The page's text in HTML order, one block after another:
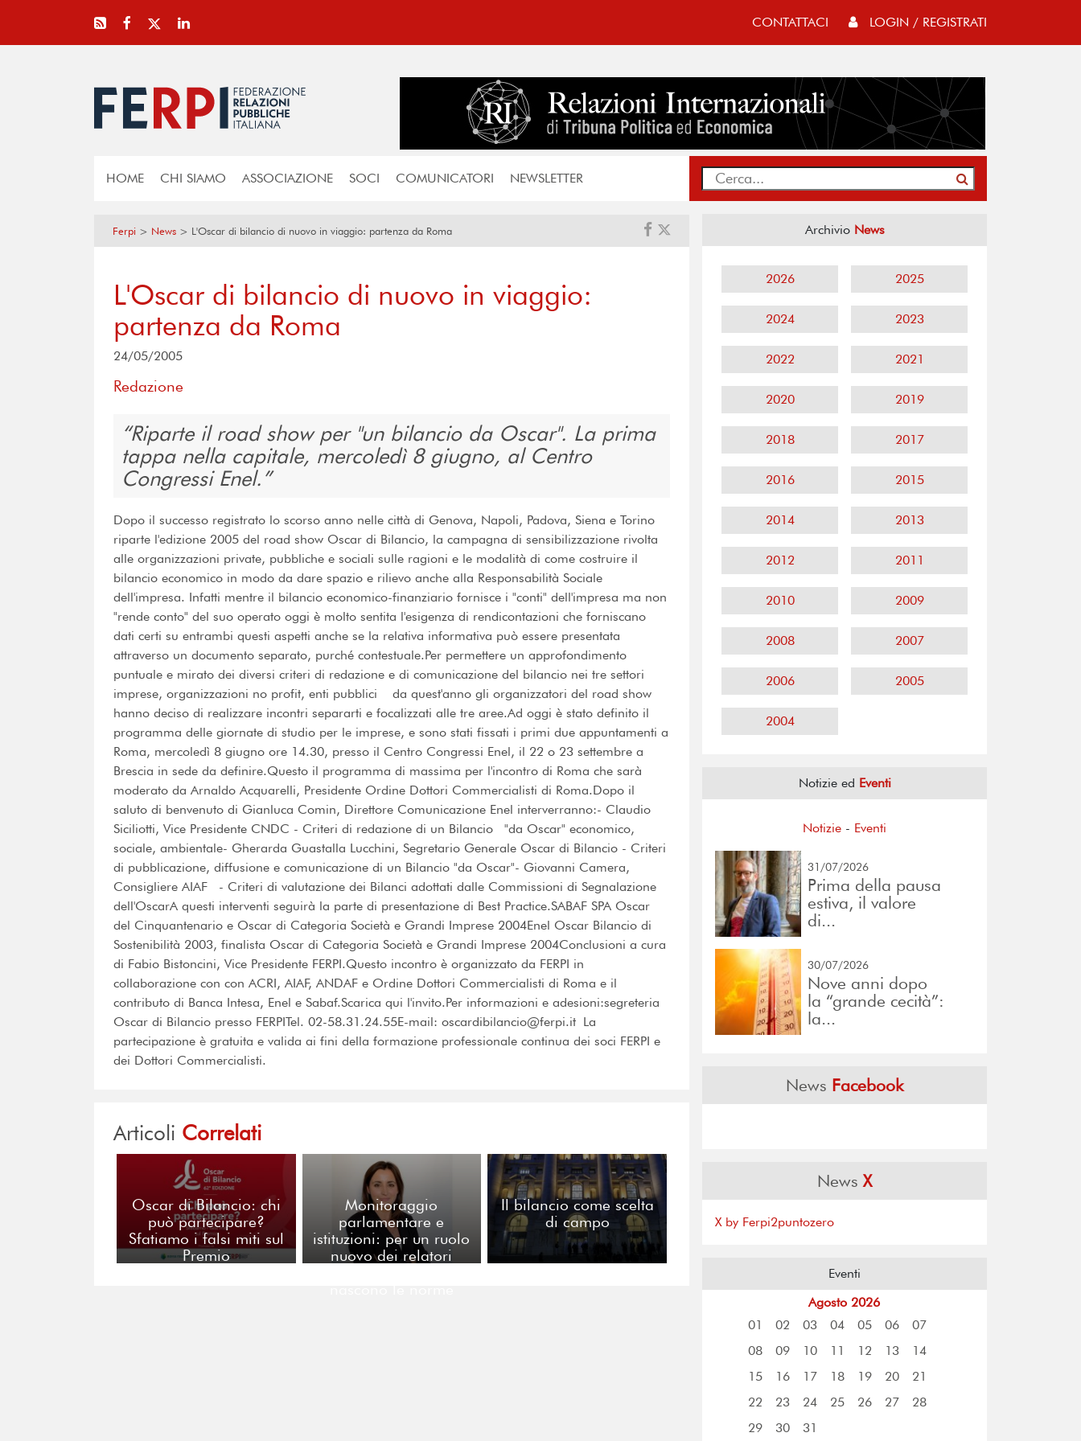
CONTATTACI LOGIN / REGISTRATI
HOME CHI SIAMO ASSOCIAZIONE SOCI COMUNICATORI NEWSLETTER
Ferpi > News > L'Oscar di bilancio di nuovo in viaggio: partenza da Roma
L'Oscar di bilancio di nuovo in viaggio:
partenza da Roma
24/05/2005
Redazione
Riparte il road show per "un bilancio da Oscar". La prima
tappa nella capitale, mercoledì 8 giugno, al Centro
Congressi Enel.
Dopo il successo registrato lo scorso anno nelle città di Genova, Napoli, Padova, Siena e Torino
riparte l'edizione 2005 del road show Oscar di Bilancio, la campagna di sensibilizzazione rivolta
alle organizzazioni private, pubbliche e sociali sulle ragioni e le modalità di come costruire il
bilancio economico in modo da dare spazio e rilievo anche alla Responsabilità Sociale
dell'impresa. Infatti mentre il bilancio economico-finanziario fornisce i "conti" dell'impresa ma non
"rende conto" del suo operato oggi è molto sentita l'esigenza di rendicontazioni che forniscano
dati certi su entrambi questi aspetti anche se la relativa informativa può essere presentata
attraverso un documento separato, purché contestuale.Per permettere un approfondimento
puntuale e mirato dei diversi criteri di redazione e di comunicazione del bilancio nei tre settori
imprese, organizzazioni no profit, enti pubblici da quest'anno gli organizzatori del road show
hanno deciso di realizzare incontri separarti e focalizzati alle tre aree.Ad oggi è stato definito il
programma delle giornate di studio per le imprese, e sono stati fissati i primi due appuntamenti a
Roma, mercoledì 8 giugno ore 14.30, presso il Centro Congressi Enel, il 22 o 23 settembre a
Brescia in sede da definire.Questo il programma di massima per l'incontro di Roma che sarà
moderato da Arnaldo Acquarelli, Presidente Ordine Dottori Commercialisti di Roma.Dopo il
saluto di benvenuto di Gianluca Comin, Direttore Comunicazione Enel interverranno:- Claudio
Siciliotti, Vice Presidente CNDC - Criteri di redazione di un Bilancio "da Oscar" economico,
sociale, ambientale- Gherarda Guastalla Lucchini, Segretario Generale Oscar di Bilancio - Criteri
di pubblicazione, diffusione e comunicazione di un Bilancio "da Oscar"- Giovanni Camera,
Consigliere AIAF - Criteri di valutazione dei Bilanci adottati dalle Commissioni di Segnalazione
dell'OscarA questi interventi seguirà la parte di presentazione di Best Practice.SABAF SPA Oscar
del Cinquantenario e Oscar di Categoria Società e Grandi Imprese 2004Enel Oscar Bilancio di
Sostenibilità 2003, finalista Oscar di Categoria Società e Grandi Imprese 2004Conclusioni a cura
di Fabio Bistoncini, Vice Presidente FERPI.Questo incontro è organizzato da FERPI in
collaborazione con con ACRI, AIAF, ANDAF e Ordine Dottori Commercialisti di Roma e il
contributo di Banca Intesa, Enel e Sabaf.Scarica qui l'invito.Per informazioni e adesioni:segreteria
Oscar di Bilancio presso FERPITel. 02-58.31.24.55E-mail: oscardibilancio@ferpi.it La
partecipazione è gratuita e valida ai fini della formazione professionale continua dei soci FERPI e
dei Dottori Commercialisti.
Articoli Correlati
Oscar di Bilancio: chi
può partecipare?
Sfatiamo i falsi miti sul
Premio
Monitoraggio
parlamentare e
istituzioni: per un ruolo
nuovo dei relatori
Il bilancio come scelta
di campo
Archivio News
2026 2025
2024 2023
2022 2021
2020 2019
2018 2017
2016 2015
2014 2013
2012 2011
2010 2009
2008 2007
2006 2005
2004
Notizie ed Eventi
Notizie - Eventi
31/07/2026
Prima della pausa
estiva, il valore
di...
30/07/2026
Nove anni dopo
la “grande cecità”:
la...
News Facebook
NewsX
X by Ferpi2puntozero
Eventi
Agosto 2026
01
02 03 04 05 06
07
08
09 10 11 12 13
14
15
16 17 18 19 20
21
22
23 24 25 26 27
28
29
30 31